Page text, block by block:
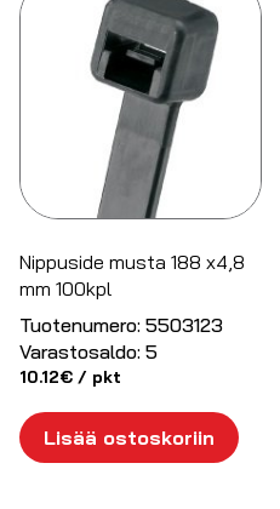
Nippuside musta 188 x4,8
mm 100kpl
Tuotenumero: 5503123
Varastosaldo: 5
10.12€ / pkt
Lisää ostoskoriin